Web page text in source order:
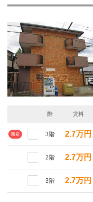
階 賃料
新着 3階 2.7万円
2階 2.7万円
3階 2.7万円